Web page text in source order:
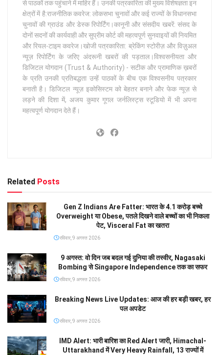
से पाठकों तक पहुंचाने में माहिर हैं। उनकी पत्रकारिता की मुख्य विशेषज्ञता इन
क्षेत्रों में है:राजनीतिक कवरेज: लोकसभा चुनावों और कई राज्यों के विधानसभा
चुनावों की ग्राउंड और डेस्क रिपोर्टिंग।कानूनी और संसदीय खबरें: संसद के
दोनों सदनों की कार्यवाही और सुप्रीम कोर्ट की महत्वपूर्ण सुनवाइयों की नियमित
और रियल-टाइम कवरेज।खोजी पत्रकारिता: ब्रेकिंग स्टोरीज़ और विज़ुअल
न्यूज़ रिपोर्टिंग के जरिए अंदरूनी खबरों की पड़ताल।विश्वसनीयता और
डिजिटल योगदान (Trust & Authority) - सटीक और प्रामाणिक ख़बरों
के प्रति उनकी प्रतिबद्धता उन्हें पाठकों के बीच एक विश्वसनीय पत्रकार
बनाती है। डिजिटल न्यूज़ इकोसिस्टम को बेहतर बनाने और फेक न्यूज़ से
लड़ने की दिशा में, अजय कुमार गूगल जर्नलिस्ट्स स्टूडियो में भी अपना
महत्वपूर्ण योगदान देते हैं।
Related Posts
Gen Z Indians Are Fatter: भारत के 4.1 करोड़ बच्चे
Overweight या Obese, पतले दिखने वाले बच्चों का भी निकला
पेट, Visceral Fat का खतरा
रविवार, 9 अगस्त 2026
9 अगस्त: वो दिन जब बदल गई दुनिया की तस्वीर, Nagasaki
Bombing से Singapore Independence तक का सफर
रविवार, 9 अगस्त 2026
Breaking News Live Updates: आज की हर बड़ी खबर, हर
पल अपडेट
रविवार, 9 अगस्त 2026
IMD Alert: भारी बारिश का Red Alert जारी, Himachal-
Uttarakhand में Very Heavy Rainfall, 13 राज्यों में